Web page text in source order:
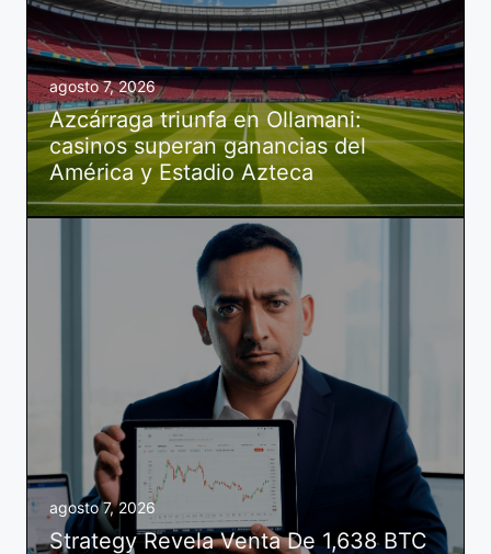
agosto 7, 2026
Azcárraga triunfa en Ollamani:
casinos superan ganancias del
América y Estadio Azteca
agosto 7, 2026
Strategy Revela Venta De 1,638 BTC